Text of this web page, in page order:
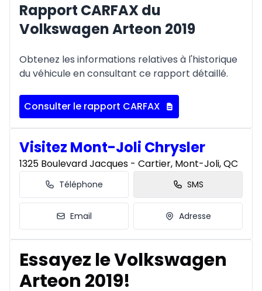
Rapport CARFAX du
Volkswagen Arteon 2019
Obtenez les informations relatives à l'historique
du véhicule en consultant ce rapport détaillé.
Consulter le rapport CARFAX
Visitez Mont-Joli Chrysler
1325 Boulevard Jacques - Cartier, Mont-Joli, QC
Téléphone SMS
Email Adresse
Essayez le Volkswagen
Arteon 2019!